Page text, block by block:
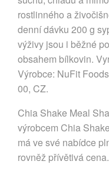
rostlinného a
denní dávku 200 g
výživy jsou i běžné
obsahem bílkovin.
Výrobce: NuFit
00, CZ.
Chia Shake Meal
výrobcem Chia
má ve své nabídce
rovněž přívětivá cena.